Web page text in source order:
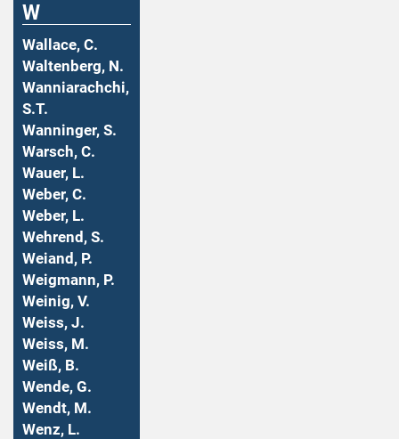
W
Wallace, C.
Waltenberg, N.
Wanniarachchi,
S.T.
Wanninger, S.
Warsch, C.
Wauer, L.
Weber, C.
Weber, L.
Wehrend, S.
Weiand, P.
Weigmann, P.
Weinig, V.
Weiss, J.
Weiss, M.
Weiß, B.
Wende, G.
Wendt, M.
Wenz, L.